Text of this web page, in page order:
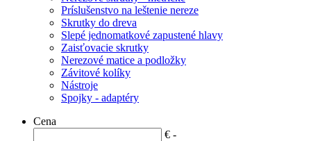
Príslušenstvo na leštenie nereze
Skrutky do dreva
Slepé jednomatkové zapustené hlavy
Zaisťovacie skrutky
Nerezové matice a podložky
Závitové kolíky
Nástroje
Spojky - adaptéry
Cena
€ -